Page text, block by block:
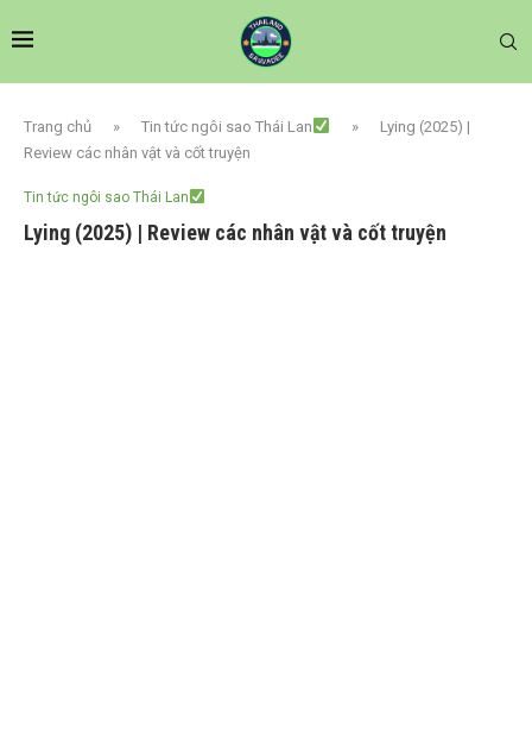
Trang chủ » Tin tức ngôi sao Thái Lan »
Lying (2025) |
Review các nhân vật và cốt truyện
Tin tức ngôi sao Thái Lan
Lying (2025) | Review các nhân vật và cốt truyện